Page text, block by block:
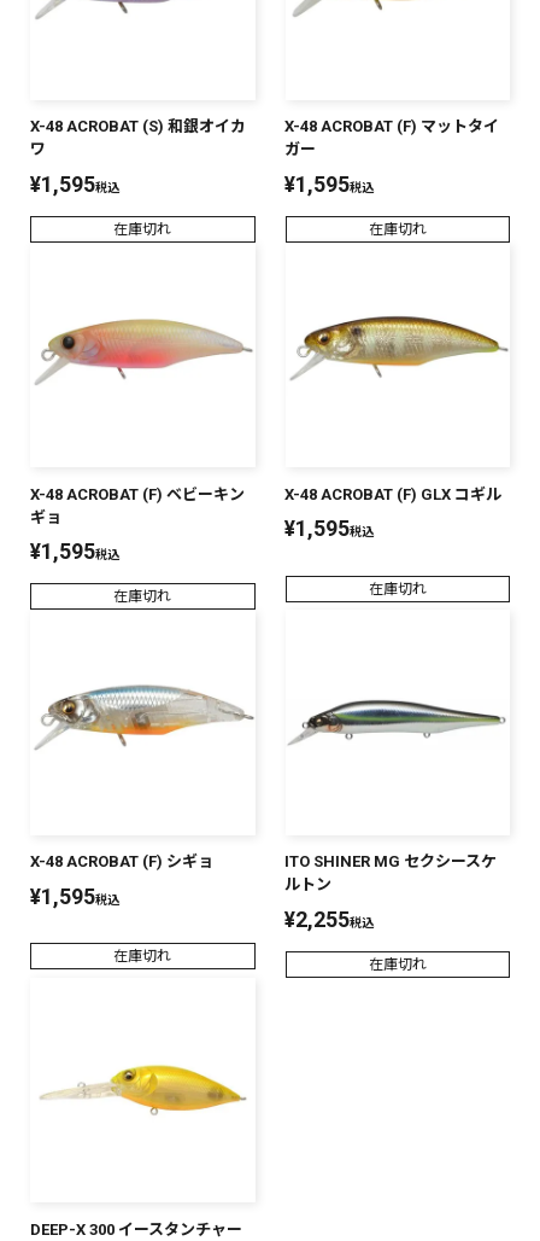
X-48 ACROBAT (S) 和銀オイカ
ワ
¥1,595税込
在庫切れ
X-48 ACROBAT (F) マットタイ
ガー
¥1,595税込
在庫切れ
X-48 ACROBAT (F) ベビーキン
ギョ
¥1,595税込
在庫切れ
X-48 ACROBAT (F) GLX コギル
¥1,595税込
在庫切れ
X-48 ACROBAT (F) シギョ
¥1,595税込
在庫切れ
ITO SHINER MG セクシースケ
ルトン
¥2,255税込
在庫切れ
DEEP-X 300 イースタンチャー